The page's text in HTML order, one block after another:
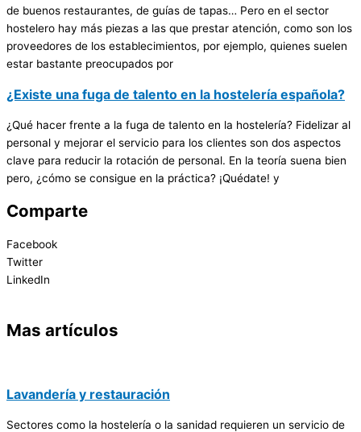
de buenos restaurantes, de guías de tapas… Pero en el sector
hostelero hay más piezas a las que prestar atención, como son los
proveedores de los establecimientos, por ejemplo, quienes suelen
estar bastante preocupados por
¿Existe una fuga de talento en la hostelería española?
¿Qué hacer frente a la fuga de talento en la hostelería? Fidelizar al
personal y mejorar el servicio para los clientes son dos aspectos
clave para reducir la rotación de personal. En la teoría suena bien
pero, ¿cómo se consigue en la práctica? ¡Quédate! y
Comparte
Facebook
Twitter
LinkedIn
Mas artículos
Lavandería y restauración
Sectores como la hostelería o la sanidad requieren un servicio de